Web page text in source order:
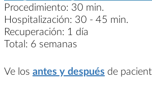
Procedimiento: 30 min.
Hospitalización: 30 - 45 min.
Recuperación: 1 día
Total: 6 semanas
Ve los antes y después de